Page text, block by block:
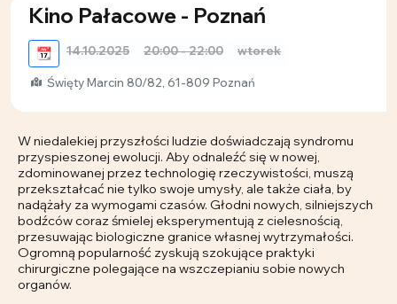
Kino Pałacowe - Poznań
📆 14.10.2025 20:00 - 22:00 wtorek
Święty Marcin 80/82, 61-809 Poznań
W niedalekiej przyszłości ludzie doświadczają syndromu
przyspieszonej ewolucji. Aby odnaleźć się w nowej,
zdominowanej przez technologię rzeczywistości, muszą
przekształcać nie tylko swoje umysły, ale także ciała, by
nadążały za wymogami czasów. Głodni nowych, silniejszych
bodźców coraz śmielej eksperymentują z cielesnością,
przesuwając biologiczne granice własnej wytrzymałości.
Ogromną popularność zyskują szokujące praktyki
chirurgiczne polegające na wszczepianiu sobie nowych
organów.